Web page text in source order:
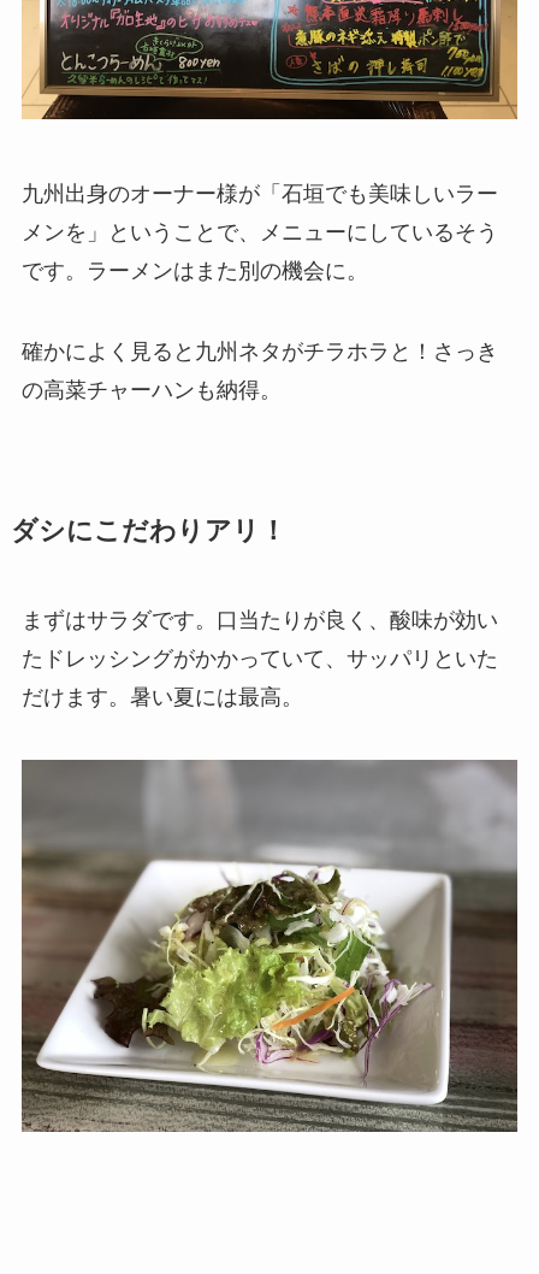
九州出身のオーナー様が「石垣でも美味しいラー
メンを」ということで、メニューにしているそう
です。ラーメンはまた別の機会に。
確かによく見ると九州ネタがチラホラと！さっき
の高菜チャーハンも納得。
ダシにこだわりアリ！
まずはサラダです。口当たりが良く、酸味が効い
たドレッシングがかかっていて、サッパリといた
だけます。暑い夏には最高。